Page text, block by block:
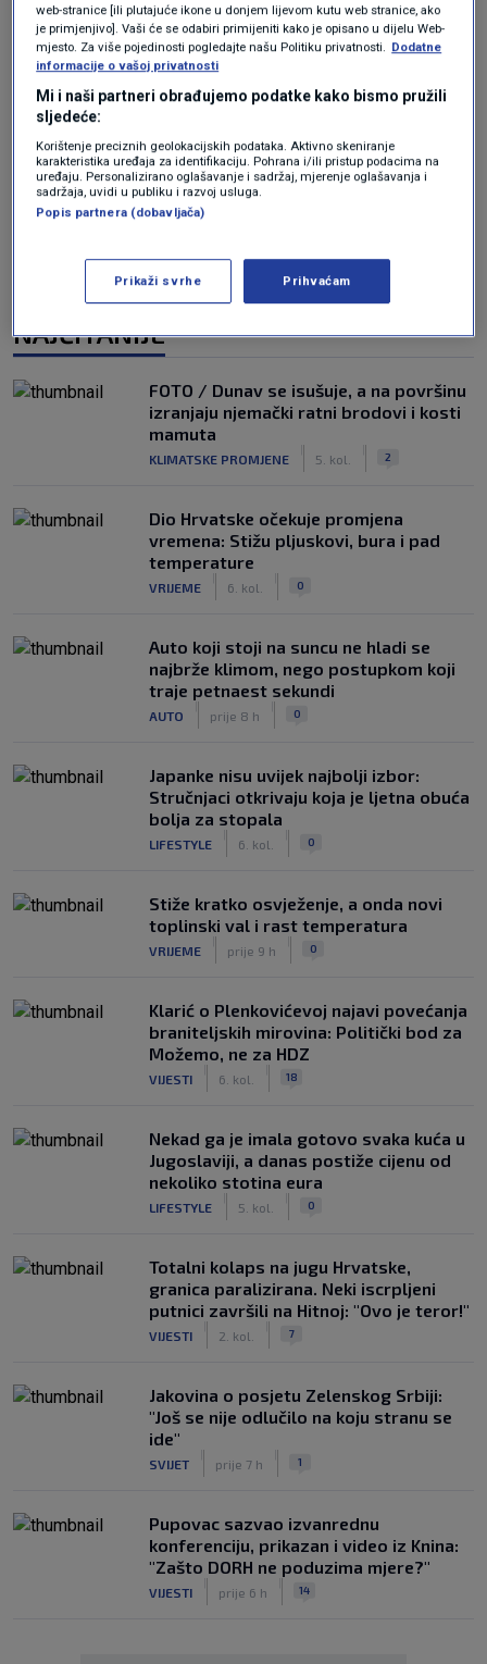
Oglas
NAJČITANIJE
FOTO / Dunav se isušuje, a na površinu
izranjaju njemački ratni brodovi i kosti
mamuta
KLIMATSKE PROMJENE 5. kol. 2
Dio Hrvatske očekuje promjena
vremena: Stižu pljuskovi, bura i pad
temperature
VRIJEME 6. kol. 0
Auto koji stoji na suncu ne hladi se
najbrže klimom, nego postupkom koji
traje petnaest sekundi
AUTO prije 8 h 0
Japanke nisu uvijek najbolji izbor:
Stručnjaci otkrivaju koja je ljetna obuća
bolja za stopala
LIFESTYLE 6. kol. 0
Stiže kratko osvježenje, a onda novi
toplinski val i rast temperatura
VRIJEME prije 9 h 0
Klarić o Plenkovićevoj najavi povećanja
braniteljskih mirovina: Politički bod za
Možemo, ne za HDZ
VIJESTI 6. kol. 18
Nekad ga je imala gotovo svaka kuća u
Jugoslaviji, a danas postiže cijenu od
nekoliko stotina eura
LIFESTYLE 5. kol. 0
Totalni kolaps na jugu Hrvatske,
granica paralizirana. Neki iscrpljeni
putnici završili na Hitnoj: "Ovo je teror!"
VIJESTI 2. kol. 7
Jakovina o posjetu Zelenskog Srbiji:
"Još se nije odlučilo na koju stranu se
ide"
SVIJET prije 7 h 1
Pupovac sazvao izvanrednu
konferenciju, prikazan i video iz Knina:
"Zašto DORH ne poduzima mjere?"
VIJESTI prije 6 h 14
web-stranice [ili plutajuće ikone u donjem lijevom kutu web stranice, ako
je primjenjivo]. Vaši će se odabiri primijeniti kako je opisano u dijelu Web-
mjesto. Za više pojedinosti pogledajte našu Politiku privatnosti. Dodatne
informacije o vašoj privatnosti
Mi i naši partneri obrađujemo podatke kako bismo pružili
sljedeće:
Korištenje preciznih geolokacijskih podataka. Aktivno skeniranje
karakteristika uređaja za identifikaciju. Pohrana i/ili pristup podacima na
uređaju. Personalizirano oglašavanje i sadržaj, mjerenje oglašavanja i
sadržaja, uvidi u publiku i razvoj usluga.
Popis partnera (dobavljača)
Prikaži svrhe Prihvaćam